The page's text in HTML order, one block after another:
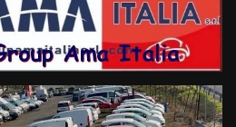
Caserta Benevento.
traino, Pick-up,
Auto compatte selezionate, Auto